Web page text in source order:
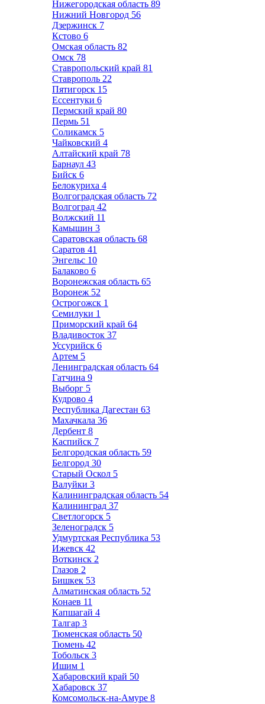
Нижегородская область 89
Нижний Новгород 56
Дзержинск 7
Кстово 6
Омская область 82
Омск 78
Ставропольский край 81
Ставрополь 22
Пятигорск 15
Ессентуки 6
Пермский край 80
Пермь 51
Соликамск 5
Чайковский 4
Алтайский край 78
Барнаул 43
Бийск 6
Белокуриха 4
Волгоградская область 72
Волгоград 42
Волжский 11
Камышин 3
Саратовская область 68
Саратов 41
Энгельс 10
Балаково 6
Воронежская область 65
Воронеж 52
Острогожск 1
Семилуки 1
Приморский край 64
Владивосток 37
Уссурийск 6
Артем 5
Ленинградская область 64
Гатчина 9
Выборг 5
Кудрово 4
Республика Дагестан 63
Махачкала 36
Дербент 8
Каспийск 7
Белгородская область 59
Белгород 30
Старый Оскол 5
Валуйки 3
Калининградская область 54
Калининград 37
Светлогорск 5
Зеленоградск 5
Удмуртская Республика 53
Ижевск 42
Воткинск 2
Глазов 2
Бишкек 53
Алматинская область 52
Конаев 11
Капшагай 4
Талгар 3
Тюменская область 50
Тюмень 42
Тобольск 3
Ишим 1
Хабаровский край 50
Хабаровск 37
Комсомольск-на-Амуре 8